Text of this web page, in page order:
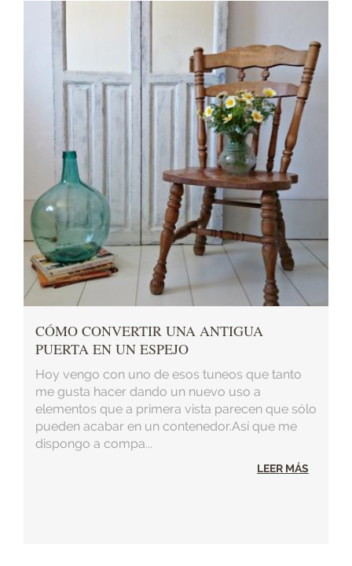
CÓMO CONVERTIR UNA ANTIGUA
PUERTA EN UN ESPEJO
Hoy vengo con uno de esos tuneos que tanto
me gusta hacer dando un nuevo uso a
elementos que a primera vista parecen que sólo
pueden acabar en un contenedor.Así que me
dispongo a compa...
LEER MÁS